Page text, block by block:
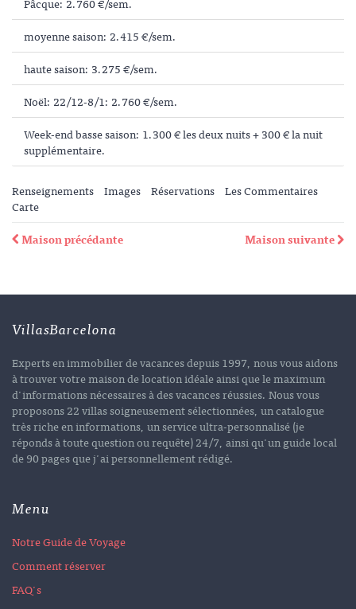
moyenne saison: 2.415 €/sem.
haute saison: 3.275 €/sem.
Noël: 22/12-8/1: 2.760 €/sem.
Week-end basse saison: 1.300 € les deux nuits + 300 € la nuit
supplémentaire.
Renseignements Images Réservations Les Commentaires
Carte
Maison précédante
Maison suivante
VillasBarcelona
Experts en immobilier de vacances depuis 1997, nous vous aidons
à trouver votre maison de location idéale ainsi que le maximum
d'informations nécessaires à des vacances réussies. Nous vous
proposons 22 villas soigneusement sélectionnées, un catalogue
très riche en informations, un service ultra-personnalisé (je
réponds à toute question ou requête) 24/7, ainsi qu'un guide local
de 90 pages que j'ai personnellement rédigé.
Menu
Notre Guide de Voyage
Comment réserver
FAQ's